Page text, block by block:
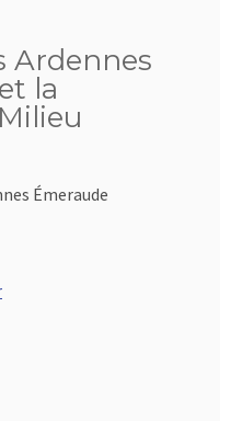
Ardennes
la
Émeraude